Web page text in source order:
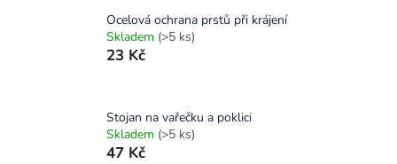
Ocelová ochrana prstů při krájení
Skladem (>5 ks)
23 Kč
Stojan na vařečku a poklici
Skladem (>5 ks)
47 Kč